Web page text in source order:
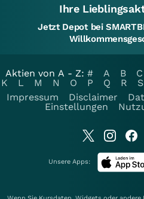
Ihre
Jetzt Depot bei
Aktien von A - Z: # A B C
K
L M N O P Q R S
Impressum
Disclaimer
Einstellungen
Unsere Apps: